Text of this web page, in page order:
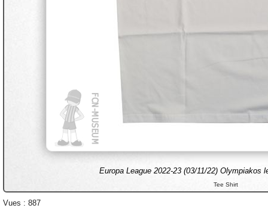
Europa League 2022-23 (03/11/22) Olympiakos
Tee Shirt
Vues : 887